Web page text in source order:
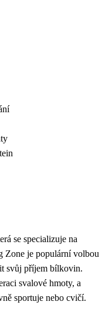
se specializuje na
Zone je populární volbou
svůj příjem bílkovin.
svalové hmoty, a
sportuje nebo cvičí.